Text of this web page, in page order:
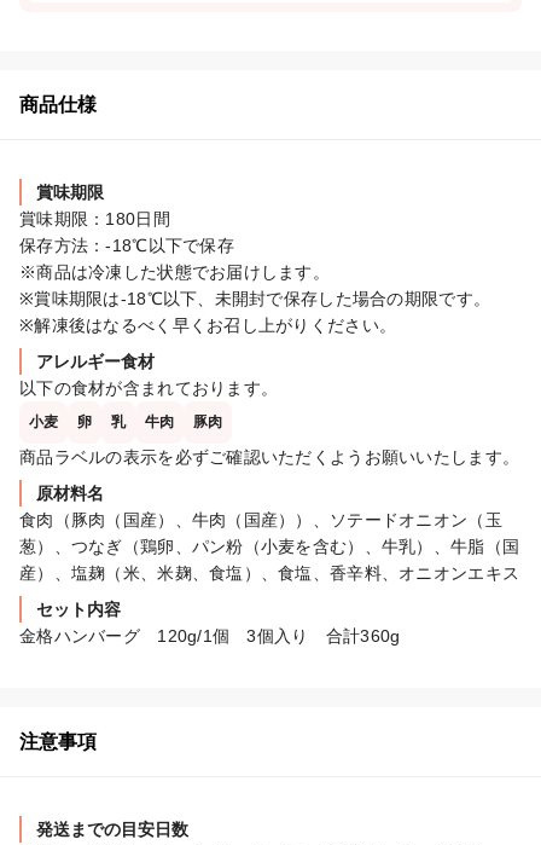
商品仕様
賞味期限
賞味期限：180日間
保存方法：-18℃以下で保存
※商品は冷凍した状態でお届けします。
※賞味期限は-18℃以下、未開封で保存した場合の期限です。
※解凍後はなるべく早くお召し上がりください。
アレルギー食材
以下の食材が含まれております。
小麦 卵 乳 牛肉 豚肉
商品ラベルの表示を必ずご確認いただくようお願いいたします。
原材料名
食肉（豚肉（国産）、牛肉（国産））、ソテードオニオン（玉
葱）、つなぎ（鶏卵、パン粉（小麦を含む）、牛乳）、牛脂（国
産）、塩麹（米、米麹、食塩）、食塩、香辛料、オニオンエキス
セット内容
金格ハンバーグ　120g/1個　3個入り　合計360g
注意事項
発送までの目安日数